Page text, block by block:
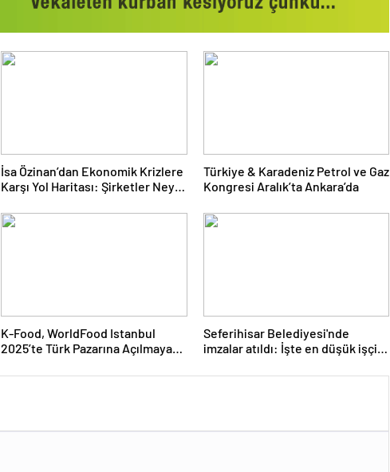
İsa Özinan’dan Ekonomik Krizlere
Karşı Yol Haritası: Şirketler Neyi
Türkiye & Karadeniz Petrol ve Gaz
Kongresi Aralık’ta Ankara’da
K-Food, WorldFood Istanbul
2025’te Türk Pazarına Açılmaya
Seferihisar Belediyesi'nde
imzalar atıldı: İşte en düşük işçi